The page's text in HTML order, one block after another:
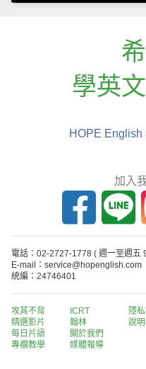
學英
HOPE English
加入
電話：02-2727-1778 ( 週一至週五
E-mail：service@hopenglish.com
統編：24746401
攻其不背
精選影片
每日片語
專欄教學
ICRT
翰林
關於我們
媒體報導
隱
說